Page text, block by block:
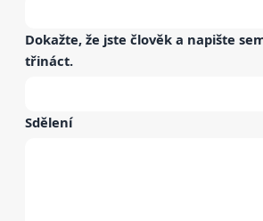
Dokažte, že jste člověk a napište
třináct.
Sdělení